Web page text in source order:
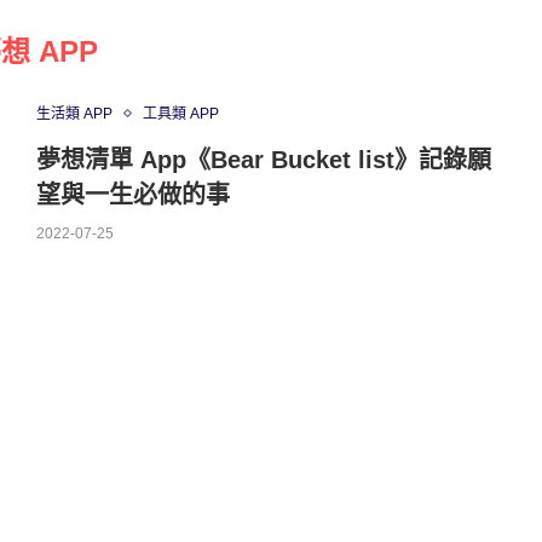
APP
生活類 APP 工具類 APP
夢想清單 App《Bear Bucket list》記錄願
望與一生必做的事
2022-07-25